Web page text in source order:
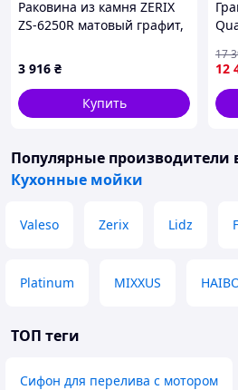
Раковина из камня ZERIX
ZS-6250R матовый графит,
3 916 ₴
Купить
12
17
Популярные производители
Кухонные мойки
Valeso Zerix Lidz
Platinum MIXXUS
ТОП теги
Сифон для перелива с мотором